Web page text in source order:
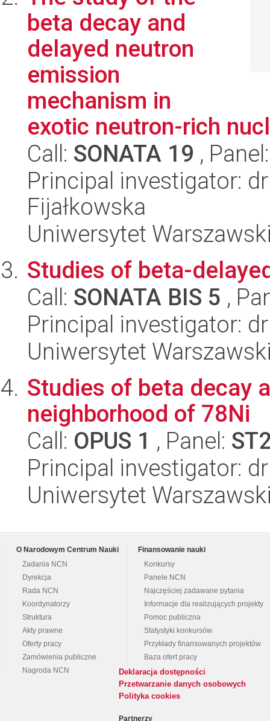
beta decay and
delayed neutron
emission
mechanism in
exotic neutron-rich
Call: SONATA 19 ,
Principal investigator:
Fijałkowska
Uniwersytet
Studies of beta-
Call: SONATA BIS 5 ,
Principal investigator:
Uniwersytet
Studies of beta decay
neighborhood of 78Ni
Call: OPUS 1 , Panel:
Principal investigator:
Uniwersytet
O Narodowym Centrum Nauki
Zadania NCN
Dyrekcja
Rada NCN
Koordynatorzy
Struktura
Akty prawne
Oferty pracy
Zamówienia publiczne
Nagroda NCN
Finansowanie nauki
Konkursy
Panele NCN
Najczęściej zadawane pytania
Informacje dla realizujących projekty
Pomoc publiczna
Statystyki konkursów
Przykłady finansowanych projektów
Baza ofert pracy
Deklaracja dostępności
Przetwarzanie danych osobowych
Polityka cookies
Partnerzy